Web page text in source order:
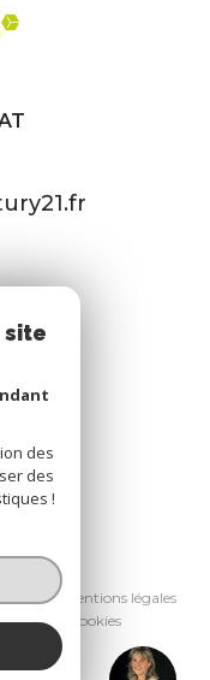
Mentions légales
Cookies
site
des
des
!